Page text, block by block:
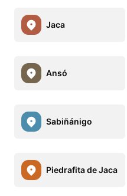
Jaca
Ansó
Sabiñánigo
Piedrafita de Jaca